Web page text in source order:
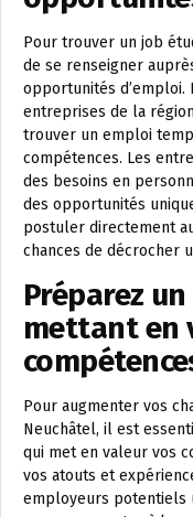
Pour trouver un job
de se renseigner
opportunités d’emploi.
entreprises de la
trouver un emploi
compétences. Les
des besoins en
des opportunités
postuler directement
chances de décrocher
Préparez
mettant en
Pour augmenter vos
Neuchâtel, il est
qui met en valeur vos
vos atouts et
employeurs potentiels